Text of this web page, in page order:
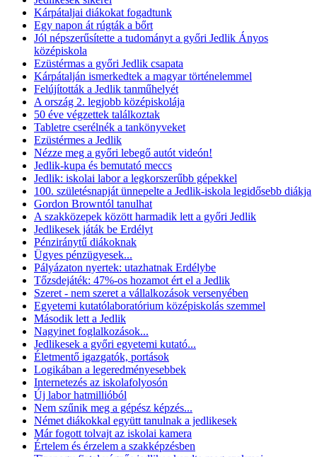
Kárpátaljai diákokat fogadtunk
Egy napon át rúgták a bőrt
Jól népszerűsítette a tudományt a győri Jedlik Ányos
középiskola
Ezüstérmas a győri Jedlik csapata
Kárpátalján ismerkedtek a magyar történelemmel
Felújították a Jedlik tanműhelyét
A ország 2. legjobb középiskolája
50 éve végzettek találkoztak
Tabletre cserélnék a tankönyveket
Ezüstérmes a Jedlik
Nézze meg a győri lebegő autót videón!
Jedlik-kupa és bemutató meccs
Jedlik: iskolai labor a legkorszerűbb gépekkel
100. születésnapját ünnepelte a Jedlik-iskola legidősebb diákja
Gordon Browntól tanulhat
A szakközepek között harmadik lett a győri Jedlik
Jedlikesek játák be Erdélyt
Pénziránytű diákoknak
Ügyes pénzügyesek...
Pályázaton nyertek: utazhatnak Erdélybe
Tőzsdejáték: 47%-os hozamot ért el a Jedlik
Szeret - nem szeret a vállalkozások versenyében
Egyetemi kutatólaboratórium középiskolás szemmel
Második lett a Jedlik
Nagyinet foglalkozások...
Jedlikesek a győri egyetemi kutató...
Életmentő igazgatók, portások
Logikában a legeredményesebbek
Internetezés az iskolafolyosón
Új labor hatmillióból
Nem szűnik meg a gépész képzés...
Német diákokkal együtt tanulnak a jedlikesek
Már fogott tolvajt az iskolai kamera
Értelem és érzelem a szakképzésben